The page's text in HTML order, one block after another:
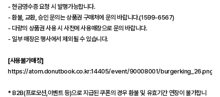
- 현금영수증 요청 시 발행가능합니다.
- 환불, 교환, 승인 문의는 상품권 구매처에 문의 바랍니다.(1599-6567)
- 다량의 상품권 사용 시 사전에 사용매장으로 문의 바랍니다.
- 일부 매장은 행사에서 제외될 수 있습니다.
[사용불가매장]
https://atom.donutbook.co.kr:14405/event/90008001/burgerking_26.png
* B2B(프로모션,이벤트 등)으로 지급된 쿠폰의 경우 환불 및 유효기간 연장이 불가합니